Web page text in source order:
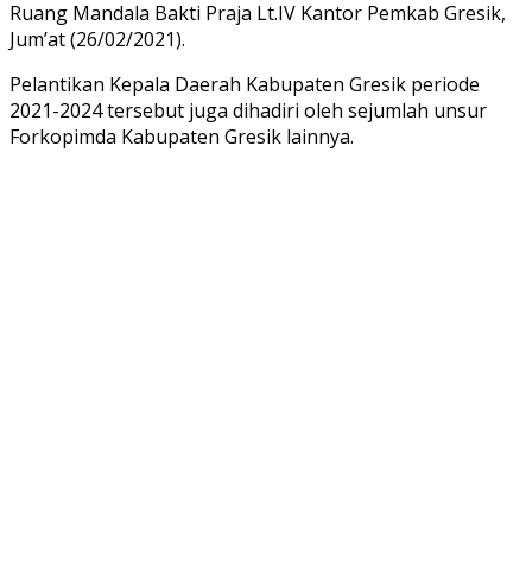
Ruang Mandala Bakti Praja Lt.IV Kantor Pemkab Gresik,
Jum’at (26/02/2021).
Pelantikan Kepala Daerah Kabupaten Gresik periode
2021-2024 tersebut juga dihadiri oleh sejumlah unsur
Forkopimda Kabupaten Gresik lainnya.